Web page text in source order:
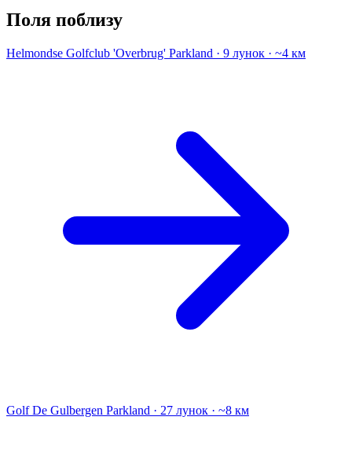
Поля поблизу
Helmondse Golfclub 'Overbrug' Parkland · 9 лунок · ~4 км
Golf De Gulbergen Parkland · 27 лунок · ~8 км